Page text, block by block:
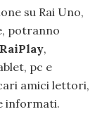
su Rai Uno,
potranno
RaiPlay,
pc e
amici lettori,
informati.